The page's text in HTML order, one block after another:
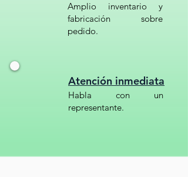
Amplio inventario y
fabricación sobre
pedido.
Atención inmediata
Habla con un
representante.